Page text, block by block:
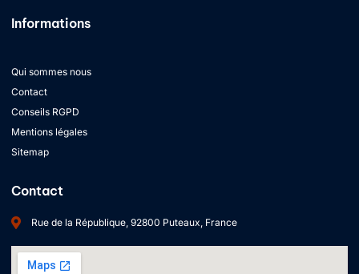
Informations
Qui sommes nous
Contact
Conseils RGPD
Mentions légales
Sitemap
Contact
Rue de la République, 92800 Puteaux, France